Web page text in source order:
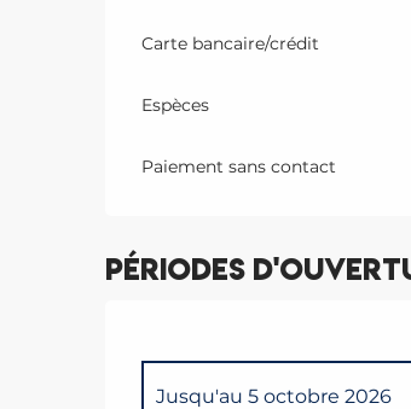
Carte bancaire/crédit
Espèces
Paiement sans contact
Périodes
Jusqu'au 5 octobre 2026